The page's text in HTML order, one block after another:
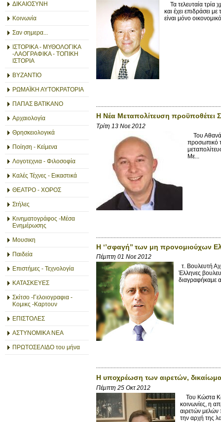
ΔΙΚΑΙΟΣΥΝΗ
Κοινωνία
Σαν σημερα...
ΙΣΤΟΡΙΚΑ - ΜΥΘΟΛΟΓΙΚΑ
-ΛΑΟΓΡΑΦΙΚΑ - ΤΟΠΙΚΗ
ΙΣΤΟΡΙΑ
ΒΥΖΑΝΤΙΟ
ΡΩΜΑΪΚΗ ΑΥΤΟΚΡΑΤΟΡΙΑ
ΠΑΠΑΣ ΒΑΤΙΚΑΝΟ
Αρχαιολογία
Θρησκειολογικά
Ποίηση - Κείμενα
Λογοτεχνια - Φιλοσοφία
Καλές Τέχνες - Εικαστικά
ΘΕΑΤΡΟ - ΧΟΡΟΣ
Στήλες
Κινηματογράφος -Μέσα
Ενημέρωσης
Μουσικη
Παιδεία
Επιστήμες - Τεχνολογία
ΚΑΤΑΣΚΕΥΕΣ
Σκίτσο -Γελοιογραφια -
Κομικς -Καρτουν
ΕΠΙΣΤΟΛΕΣ
ΑΣΤΥΝΟΜΙΚΑ ΝΕΑ
ΠΡΩΤΟΣΕΛΙΔΟ του μήνα
Τα τελευταία τρία
και έχει επιδράσει
είναι μόνο
H Nέα Μεταπολίτευση προϋποθέτει
Τρίτη 13 Νοε 2012
Του
προσωπικό
Με...
Η ‘’σφαγή’’ των μη προνομιούχων
Πέμπτη 01 Νοε 2012
τ. Βουλευτή
Έλληνες
διαγραφήκαμε
Η υποχρέωση των αιρετών,
Πέμπτη 25 Οκτ 2012
Του Κώστα
κοινωνίες, η
αιρετών μελών
την αρχή της